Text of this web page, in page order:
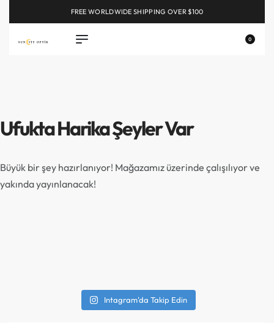
FREE WORLDWIDE SHIPPING OVER $100
0
Ufukta Harika Şeyler Var
Büyük bir şey hazırlanıyor! Mağazamız üzerinde çalışılıyor ve
yakında yayınlanacak!
Intagram'da Takip Edin